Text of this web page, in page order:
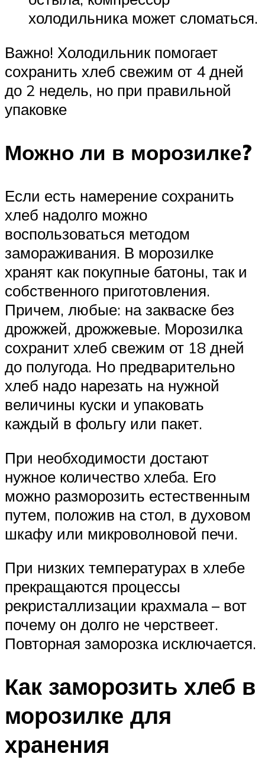
холодильника может сломаться.
Важно! Холодильник помогает
сохранить хлеб свежим от 4 дней
до 2 недель, но при правильной
упаковке
Можно ли в морозилке?
Если есть намерение сохранить
хлеб надолго можно
воспользоваться методом
замораживания. В морозилке
хранят как покупные батоны, так и
собственного приготовления.
Причем, любые: на закваске без
дрожжей, дрожжевые. Морозилка
сохранит хлеб свежим от 18 дней
до полугода. Но предварительно
хлеб надо нарезать на нужной
величины куски и упаковать
каждый в фольгу или пакет.
При необходимости достают
нужное количество хлеба. Его
можно разморозить естественным
путем, положив на стол, в духовом
шкафу или микроволновой печи.
При низких температурах в хлебе
прекращаются процессы
рекристаллизации крахмала – вот
почему он долго не черствеет.
Повторная заморозка исключается.
Как заморозить хлеб в
морозилке для
хранения